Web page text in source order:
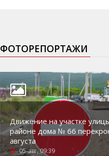
ФОТОРЕПОРТАЖИ
Движение на участке
районе дома № 66
августа
05-авг, 09:39